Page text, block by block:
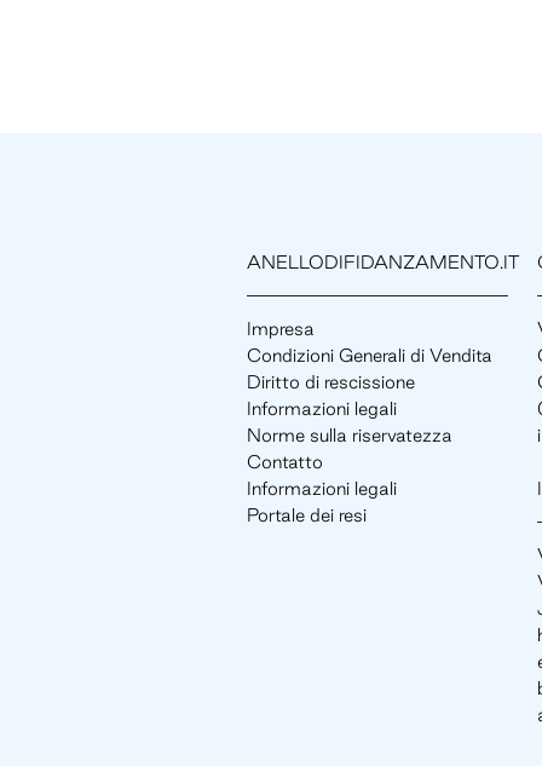
ANELLODIFIDANZAMENTO.IT
Impresa
Condizioni Generali di Vendita
Diritto di rescissione
Informazioni legali
Norme sulla riservatezza
Contatto
Informazioni legali
Portale dei resi